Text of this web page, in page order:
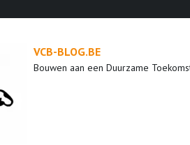
VCB-BLOG.BE
Bouwen aan een Duurzame